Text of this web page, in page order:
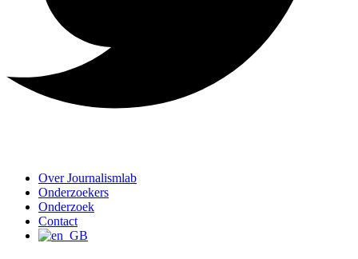
Over Journalismlab
Onderzoekers
Onderzoek
Contact